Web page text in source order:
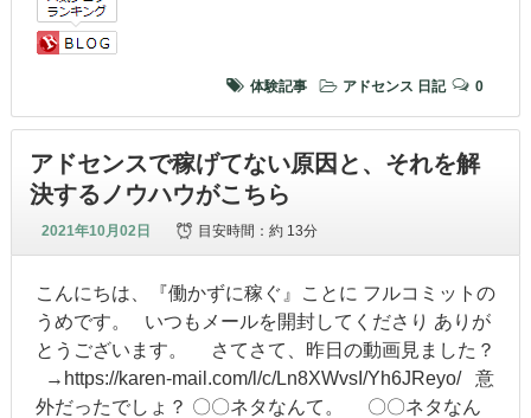
体験記事 アドセンス 日記 0
アドセンスで稼げてない原因と、それを解
決するノウハウがこちら
2021年10月02日 目安時間：約 13分
こんにちは、『働かずに稼ぐ』ことに フルコミットの
うめです。 いつもメールを開封してくださり ありが
とうございます。 さてさて、昨日の動画見ました？
→https://karen-mail.com/l/c/Ln8XWvsI/Yh6JReyo/ 意
外だったでしょ？ 〇〇ネタなんて。 〇〇ネタなん